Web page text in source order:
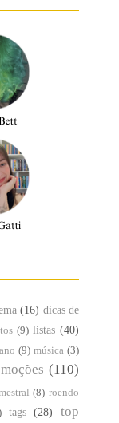
(16) dicas de
(9) listas (40)
(9) música (3)
(110)
(8) roendo
tags (28)
top